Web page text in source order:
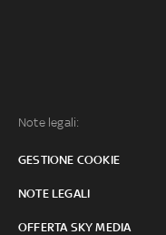
Note legali:
GESTIONE COOKIE
NOTE LEGALI
OFFERTA SKY MEDIA